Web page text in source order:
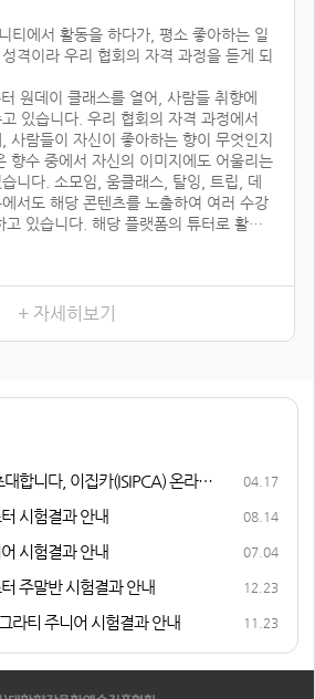
티에서 활동을 하다가, 평소 좋아하는 일
격이라 우리 협회의 자격 과정을 듣게 되
원데이 클래스를 열어, 사람들 취향에
있습니다. 우리 협회의 자격 과정에서
사람들이 자신이 좋아하는 향이 무엇인지
향수 중에서 자신의 이미지에도 어울리는
니다. 소모임, 움클래스, 탈잉, 트립, 데
서도 해당 콘텐츠를 노출하여 여러 수강
고 있습니다. 해당 플랫폼의 튜터로 활동
조향 자격증 과정을 듣게 된 이유는, 내
문적으로 배워 보고 싶어서였습니다. 여러
, 내가 생각하는 이미지의 향을 더 잘 표현
격증 취득 후 취업 및 창업 연계 등의 든
과정에 참여하게 되었습니다.
+ 자세히보기
합니다, 이집카(ISIPCA) 온라인
04.17
시험결과 안내 08.14
시험결과 안내 07.04
주말반 시험결과 안내 12.23
라티 주니어 시험결과 안내 11.23